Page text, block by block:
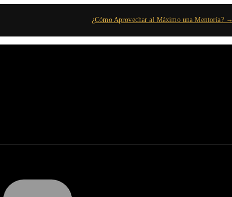
¿Cómo Aprovechar al Máximo una Mentoría? →